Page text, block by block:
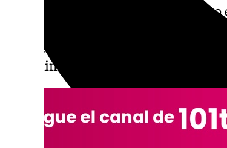
Así lo explica Miguel López,
Sur de EMEA en Barracuda
acontecimientos deportivos
los delincuentes utilizan como